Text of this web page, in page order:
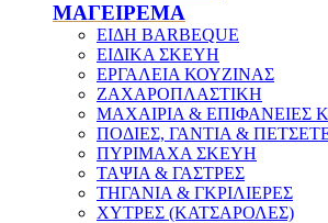
ΜΑΓΕΙΡΕΜΑ
ΕΙΔΗ BARBEQUE
ΕΙΔΙΚΑ ΣΚΕΥΗ
ΕΡΓΑΛΕΙΑ ΚΟΥΖΙΝΑΣ
ΖΑΧΑΡΟΠΛΑΣΤΙΚΗ
ΜΑΧΑΙΡΙΑ & ΕΠΙΦΑΝΕΙΕΣ
ΠΟΔΙΕΣ, ΓΑΝΤΙΑ &
ΠΥΡΙΜΑΧΑ ΣΚΕΥΗ
ΤΑΨΙΑ & ΓΑΣΤΡΕΣ
ΤΗΓΑΝΙΑ & ΓΚΡΙΛΙΕΡΕΣ
ΧΥΤΡΕΣ (ΚΑΤΣΑΡΟΛΕΣ)